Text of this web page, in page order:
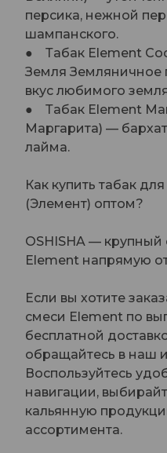
персика, нежной
шампанского.
● Табак Element
Земля Земляничное
вкус любимого
● Табак Element
Маргарита) —
лайма.
Как купить табак
(Элемент) оптом?
OSHISHA —
Element напрямую
Если вы хотите
смеси Element по
бесплатной
обращайтесь в наш
Воспользуйтесь
навигации,
кальянную
ассортимента.